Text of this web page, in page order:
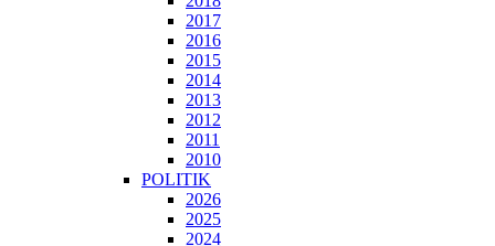
2017
2016
2015
2014
2013
2012
2011
2010
POLITIK
2026
2025
2024